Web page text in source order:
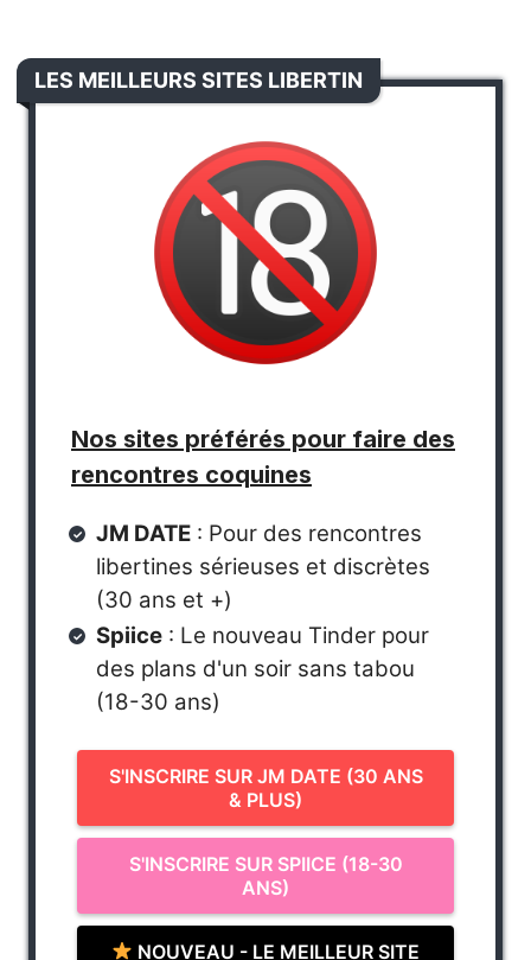
LES MEILLEURS SITES LIBERTIN
Nos sites préférés pour faire des
rencontres coquines
JM DATE : Pour des rencontres
libertines sérieuses et discrètes
(30 ans et +)
Spiice : Le nouveau Tinder pour
des plans d'un soir sans tabou
(18-30 ans)
S'INSCRIRE SUR JM DATE (30 ANS
& PLUS)
S'INSCRIRE SUR SPIICE (18-30
ANS)
NOUVEAU - LE MEILLEUR SITE